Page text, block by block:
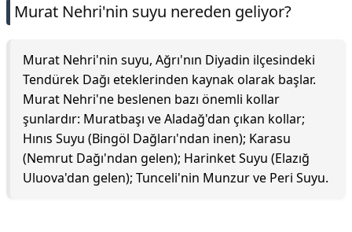
Murat Nehri'nin suyu nereden geliyor?
Murat Nehri'nin suyu, Ağrı'nın Diyadin ilçesindeki
Tendürek Dağı eteklerinden kaynak olarak başlar.
Murat Nehri'ne beslenen bazı önemli kollar
şunlardır: Muratbaşı ve Aladağ'dan çıkan kollar;
Hınıs Suyu (Bingöl Dağları'ndan inen); Karasu
(Nemrut Dağı'ndan gelen); Harinket Suyu (Elazığ
Uluova'dan gelen); Tunceli'nin Munzur ve Peri Suyu.